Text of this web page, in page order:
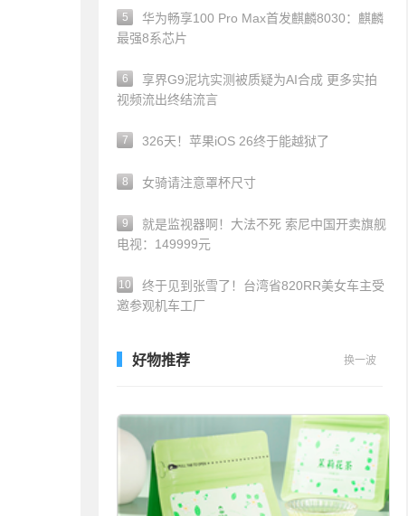
5
华为畅享100 Pro Max首发麒麟8030：麒麟
最强8系芯片
6
享界G9泥坑实测被质疑为AI合成 更多实拍
视频流出终结流言
7 326天！苹果iOS 26终于能越狱了
8 女骑请注意罩杯尺寸
9
就是监视器啊！大法不死 索尼中国开卖旗舰
电视：149999元
10
终于见到张雪了！台湾省820RR美女车主受
邀参观机车工厂
好物推荐 换一波